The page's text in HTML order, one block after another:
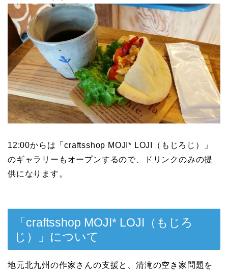
12:00からは「craftsshop MOJI* LOJI（もじろじ）」
のギャラリーもオープンするので、ドリンクのみの提
供になります。
「craftsshop MOJI* LOJI（もじろ
じ）」について
地元北九州の作家さんの支援と、清滝の空き家問題を